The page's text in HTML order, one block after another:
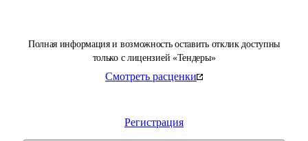
Полная информация и возможность оставить отклик доступны
только с лицензией «Тендеры»
Смотреть расценки
Регистрация